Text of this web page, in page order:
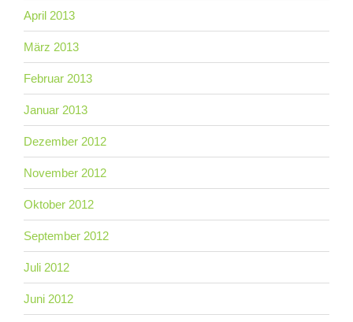
April 2013
März 2013
Februar 2013
Januar 2013
Dezember 2012
November 2012
Oktober 2012
September 2012
Juli 2012
Juni 2012